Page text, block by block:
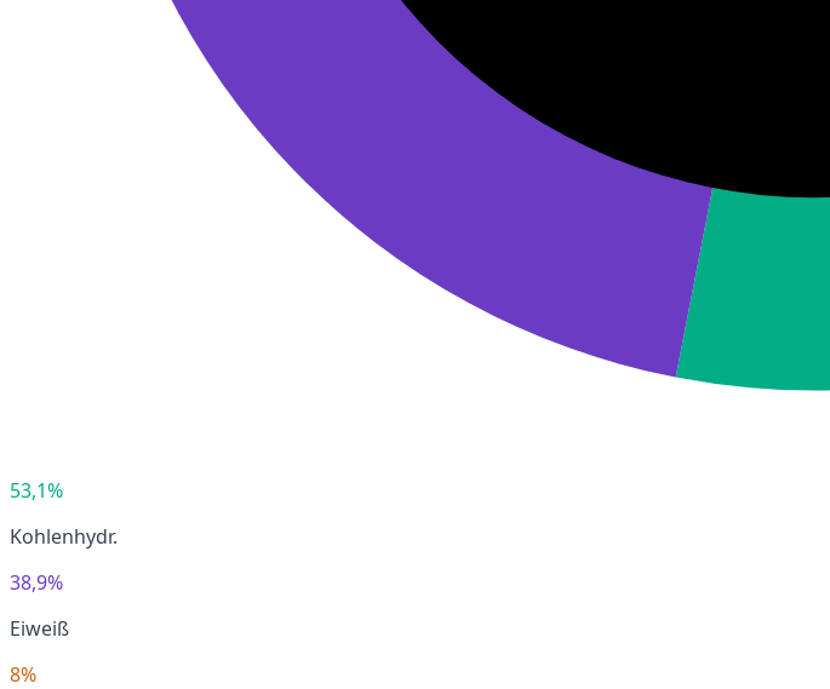
53,1%
Kohlenhydr.
38,9%
Eiweiß
8%